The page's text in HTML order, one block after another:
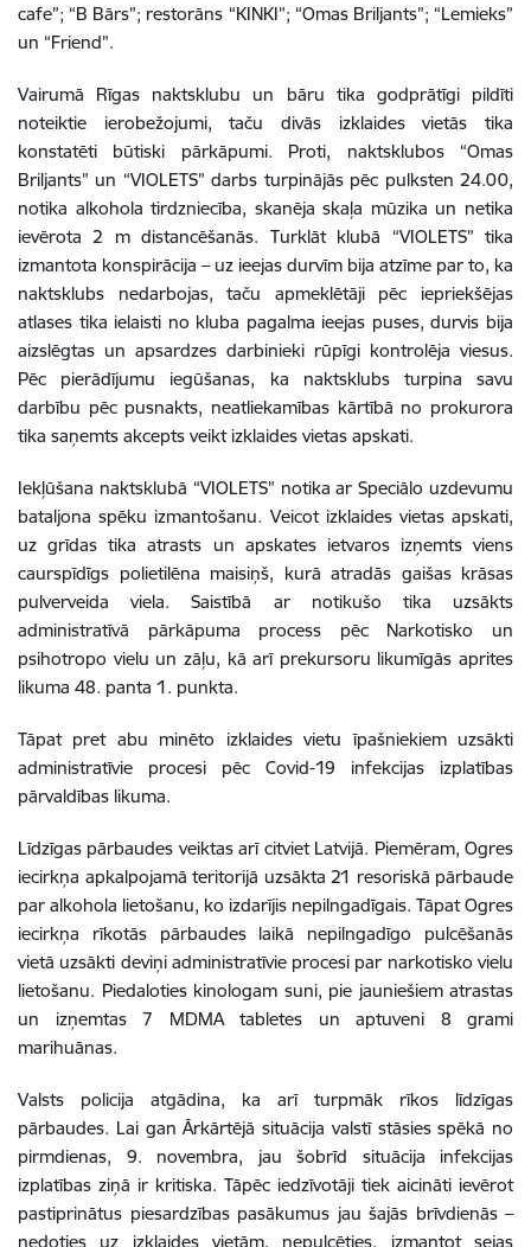
cafe”; “B Bārs”; restorāns “KINKI”; “Omas Briljants”; “Lemieks”
un “Friend”.
Vairumā Rīgas naktsklubu un bāru tika godprātīgi pildīti
noteiktie ierobežojumi, taču divās izklaides vietās tika
konstatēti būtiski pārkāpumi. Proti, naktsklubos “Omas
Briljants” un “VIOLETS” darbs turpinājās pēc pulksten 24.00,
notika alkohola tirdzniecība, skanēja skaļa mūzika un netika
ievērota 2 m distancēšanās. Turklāt klubā “VIOLETS” tika
izmantota konspirācija – uz ieejas durvīm bija atzīme par to, ka
naktsklubs nedarbojas, taču apmeklētāji pēc iepriekšējas
atlases tika ielaisti no kluba pagalma ieejas puses, durvis bija
aizslēgtas un apsardzes darbinieki rūpīgi kontrolēja viesus.
Pēc pierādījumu iegūšanas, ka naktsklubs turpina savu
darbību pēc pusnakts, neatliekamības kārtībā no prokurora
tika saņemts akcepts veikt izklaides vietas apskati.
Iekļūšana naktsklubā “VIOLETS” notika ar Speciālo uzdevumu
bataljona spēku izmantošanu. Veicot izklaides vietas apskati,
uz grīdas tika atrasts un apskates ietvaros izņemts viens
caurspīdīgs polietilēna maisiņš, kurā atradās gaišas krāsas
pulverveida viela. Saistībā ar notikušo tika uzsākts
administratīvā pārkāpuma process pēc Narkotisko un
psihotropo vielu un zāļu, kā arī prekursoru likumīgās aprites
likuma 48. panta 1. punkta.
Tāpat pret abu minēto izklaides vietu īpašniekiem uzsākti
administratīvie procesi pēc Covid-19 infekcijas izplatības
pārvaldības likuma.
Līdzīgas pārbaudes veiktas arī citviet Latvijā. Piemēram, Ogres
iecirkņa apkalpojamā teritorijā uzsākta 21 resoriskā pārbaude
par alkohola lietošanu, ko izdarījis nepilngadīgais. Tāpat Ogres
iecirkņa rīkotās pārbaudes laikā nepilngadīgo pulcēšanās
vietā uzsākti deviņi administratīvie procesi par narkotisko vielu
lietošanu. Piedaloties kinologam suni, pie jauniešiem atrastas
un izņemtas 7 MDMA tabletes un aptuveni 8 grami
marihuānas.
Valsts policija atgādina, ka arī turpmāk rīkos līdzīgas
pārbaudes. Lai gan Ārkārtējā situācija valstī stāsies spēkā no
pirmdienas, 9. novembra, jau šobrīd situācija infekcijas
izplatības ziņā ir kritiska. Tāpēc iedzīvotāji tiek aicināti ievērot
pastiprinātus piesardzības pasākumus jau šajās brīvdienās –
nedoties uz izklaides vietām, nepulcēties, izmantot sejas